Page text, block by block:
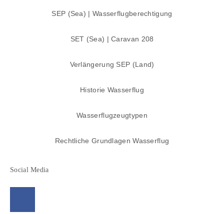
SEP (Sea) | Wasserflugberechtigung
SET (Sea) | Caravan 208
Verlängerung SEP (Land)
Historie Wasserflug
Wasserflugzeugtypen
Rechtliche Grundlagen Wasserflug
Social Media